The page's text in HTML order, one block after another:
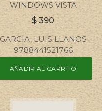
WINDOWS VISTA
$ 390
GARCIA, LUIS LLANOS
9788441521766
AÑADIR AL CARRITO